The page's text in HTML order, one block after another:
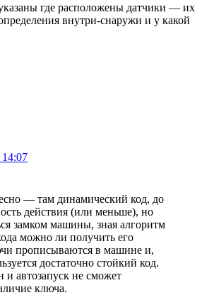
где расположены датчики — их
внутри-снаружи и у какой
14:07
— там динамический код, до
действия (или меньше), но
замком машины, зная алгоритм
можно ли получить его
прописываются в машине и,
достаточно стойкий код.
автозапуск не сможет
ключа.